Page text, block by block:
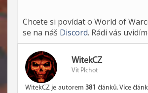
Chcete si povídat o World of
se na náš Discord. Rádi vás
WitekCZ
Vít Plchot
WitekCZ je autorem381 článků. Více